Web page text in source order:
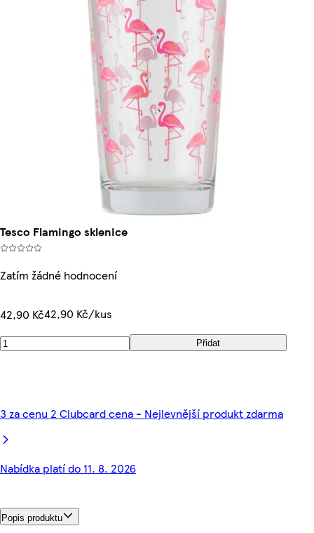
Tesco Flamingo sklenice
Zatím žádné hodnocení
42,90 Kč42,90 Kč/kus
Přidat
3 za cenu 2 Clubcard cena - Nejlevnější produkt zdarma
Nabídka platí do 11. 8. 2026
Popis produktu